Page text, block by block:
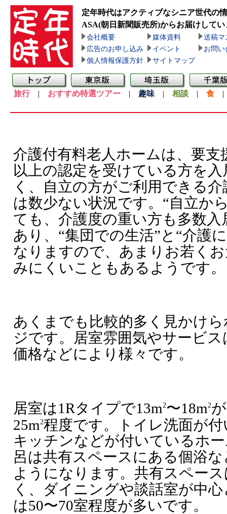
定年時代はアクティブなシニア世代の
ASA(朝日新聞販売所)からお届けしてい
会社概要 媒体資料
送稿マ
広告のお申し込み
イベント
お問い
個人情報保護方針
サイトマップ
旅行| おすすめ特選ツアー | 趣味 | 相談 | 食
介護付有料老人ホームは、要
以上の認定を受けている方を
く、自立の方がご利用できる
は数少ない状況です。“自立か
ても、介護度の重い方も多数
あり、“集団での生活”と“介護
なりますので、あまりお若く
みにくいこともあるようです。
あくまでも比較的多く見かけ
ジです。居室雰囲気やサービ
価格などにより様々です。
居室は1Rタイプで13m2〜18m2
25m2程度です。トイレ洗面が
キッチンなどが付いているホ
呂は共有スペースにある個浴
ようになります。共有スペー
く、ダイニングや談話室が中
は50〜70室程度が多いです。